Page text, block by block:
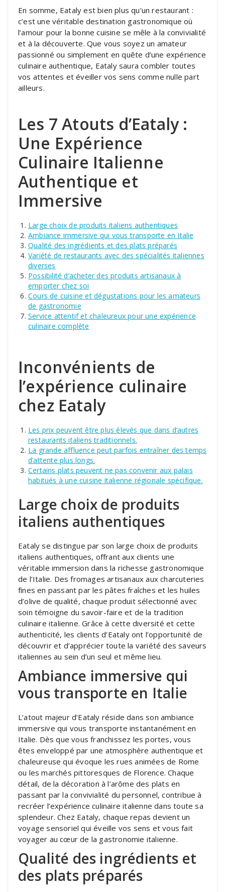
En somme, Eataly est bien plus qu’un restaurant :
c’est une véritable destination gastronomique où
l’amour pour la bonne cuisine se mêle à la convivialité
et à la découverte. Que vous soyez un amateur
passionné ou simplement en quête d’une expérience
culinaire authentique, Eataly saura combler toutes
vos attentes et éveiller vos sens comme nulle part
ailleurs.
Les 7 Atouts d’Eataly :
Une Expérience
Culinaire Italienne
Authentique et
Immersive
Large choix de produits italiens authentiques
Ambiance immersive qui vous transporte en Italie
Qualité des ingrédients et des plats préparés
Variété de restaurants avec des spécialités italiennes
diverses
Possibilité d’acheter des produits artisanaux à
emporter chez soi
Cours de cuisine et dégustations pour les amateurs
de gastronomie
Service attentif et chaleureux pour une expérience
culinaire complète
Inconvénients de
l’expérience culinaire
chez Eataly
Les prix peuvent être plus élevés que dans d’autres
restaurants italiens traditionnels.
La grande affluence peut parfois entraîner des temps
d’attente plus longs.
Certains plats peuvent ne pas convenir aux palais
habitués à une cuisine italienne régionale spécifique.
Large choix de produits
italiens authentiques
Eataly se distingue par son large choix de produits
italiens authentiques, offrant aux clients une
véritable immersion dans la richesse gastronomique
de l’Italie. Des fromages artisanaux aux charcuteries
fines en passant par les pâtes fraîches et les huiles
d’olive de qualité, chaque produit sélectionné avec
soin témoigne du savoir-faire et de la tradition
culinaire italienne. Grâce à cette diversité et cette
authenticité, les clients d’Eataly ont l’opportunité de
découvrir et d’apprécier toute la variété des saveurs
italiennes au sein d’un seul et même lieu.
Ambiance immersive qui
vous transporte en Italie
L’atout majeur d’Eataly réside dans son ambiance
immersive qui vous transporte instantanément en
Italie. Dès que vous franchissez les portes, vous
êtes enveloppé par une atmosphère authentique et
chaleureuse qui évoque les rues animées de Rome
ou les marchés pittoresques de Florence. Chaque
détail, de la décoration à l’arôme des plats en
passant par la convivialité du personnel, contribue à
recréer l’expérience culinaire italienne dans toute sa
splendeur. Chez Eataly, chaque repas devient un
voyage sensoriel qui éveille vos sens et vous fait
voyager au cœur de la gastronomie italienne.
Qualité des ingrédients et
des plats préparés